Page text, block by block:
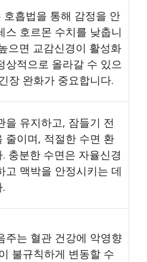
호흡법을 통해 감정을 안
스 호르몬 수치를 낮춥니
으면 교감신경이 활성화
상적으로 올라갈 수 있으
장 완화가 중요합니다.
을 유지하고, 잠들기 전
줄이며, 적절한 수면 환
충분한 수면은 자율신경
고 맥박을 안정시키는 데
주는 혈관 건강에 악영향
불규칙하게 변동할 수